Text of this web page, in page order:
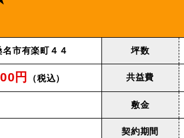
名市有楽町４４ 坪数
円 （税込） 共益費
敷金
契約期間